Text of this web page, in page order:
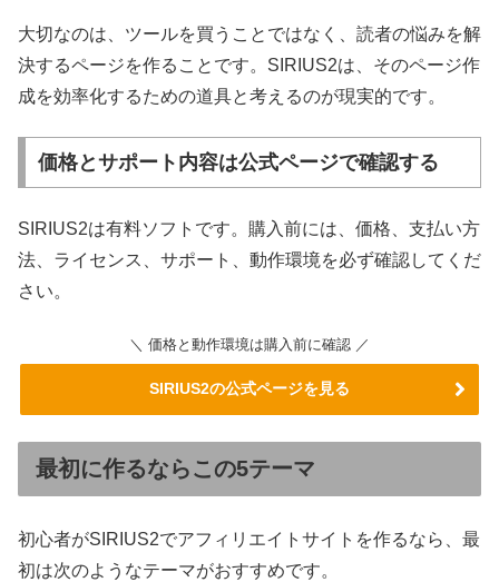
大切なのは、ツールを買うことではなく、読者の悩みを解
決するページを作ることです。SIRIUS2は、そのページ作
成を効率化するための道具と考えるのが現実的です。
価格とサポート内容は公式ページで確認する
SIRIUS2は有料ソフトです。購入前には、価格、支払い方
法、ライセンス、サポート、動作環境を必ず確認してくだ
さい。
＼ 価格と動作環境は購入前に確認 ／
SIRIUS2の公式ページを見る
最初に作るならこの5テーマ
初心者がSIRIUS2でアフィリエイトサイトを作るなら、最
初は次のようなテーマがおすすめです。